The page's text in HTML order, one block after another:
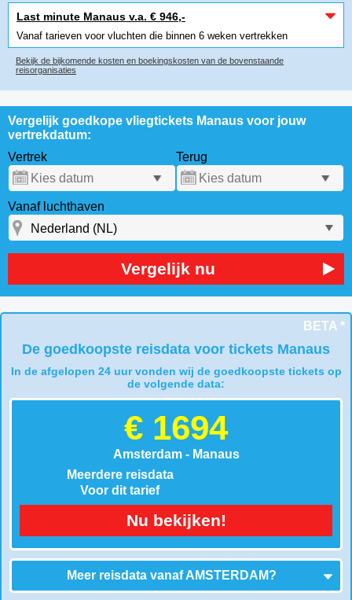
Last minute Manaus v.a. € 946,-
Vanaf tarieven voor vluchten die binnen 6 weken vertrekken
Bekijk de bijkomende kosten en boekingskosten van de bovenstaande
reisorganisaties
Vergelijk goedkope vliegtickets Manaus voor jouw
vertrekdatum:
Vertrek
Terug
Vanaf luchthaven
Vergelijk nu
BETA *
De goedkoopste reisdata voor tickets Manaus
In de afgelopen 24 uur vonden wij de goedkoopste tickets op
de volgende data:
€ 1694
Amsterdam - Manaus
Meerdere reisdata
Voor dit tarief
Nu bekijken!
Meer reisdata vanafAMSTERDAM?